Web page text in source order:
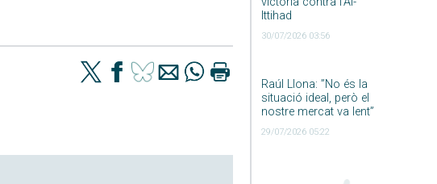
Ittihad
30/07/2026 03:56
Raúl Llona: ”No és la
situació ideal, però el
nostre mercat va lent”
29/07/2026 05:22